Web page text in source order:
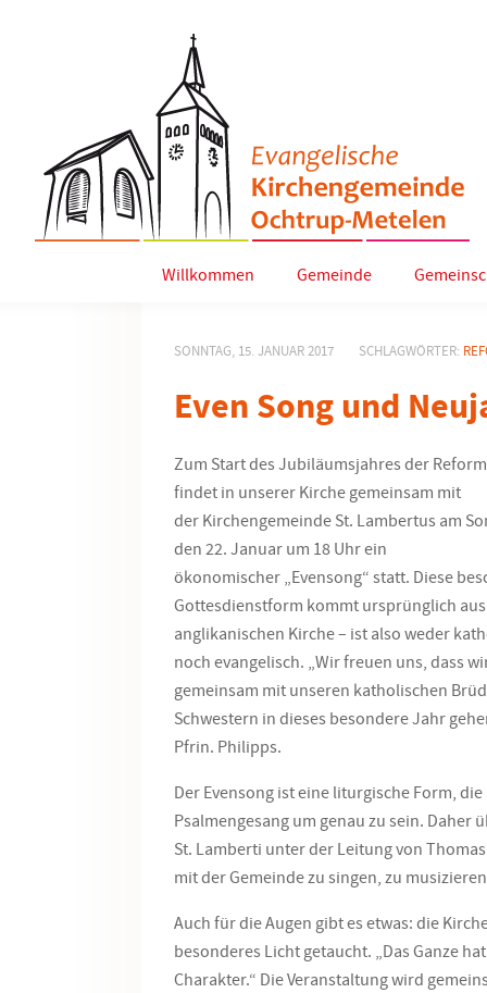
Willkommen Gemeinde
SONNTAG, 15. JANUAR 2017 SCHLAGWÖRTER:
Even Song und
Zum Start des Jubiläumsjahres der
findet in unserer Kirche gemeinsam mit
der Kirchengemeinde St. Lambertus am
den 22. Januar um 18 Uhr ein
ökonomischer „Evensong“ statt. Diese
Gottesdienstform kommt ursprünglich
anglikanischen Kirche – ist also weder
noch evangelisch. „Wir freuen uns, dass
gemeinsam mit unseren katholischen
Schwestern in dieses besondere Jahr
Pfrin. Philipps.
Der Evensong ist eine liturgische Form,
Psalmengesang um genau zu sein.
St. Lamberti unter der Leitung von
mit der Gemeinde zu singen, zu
Auch für die Augen gibt es etwas: die
besonderes Licht getaucht. „Das Ganze
Charakter.“ Die Veranstaltung wird